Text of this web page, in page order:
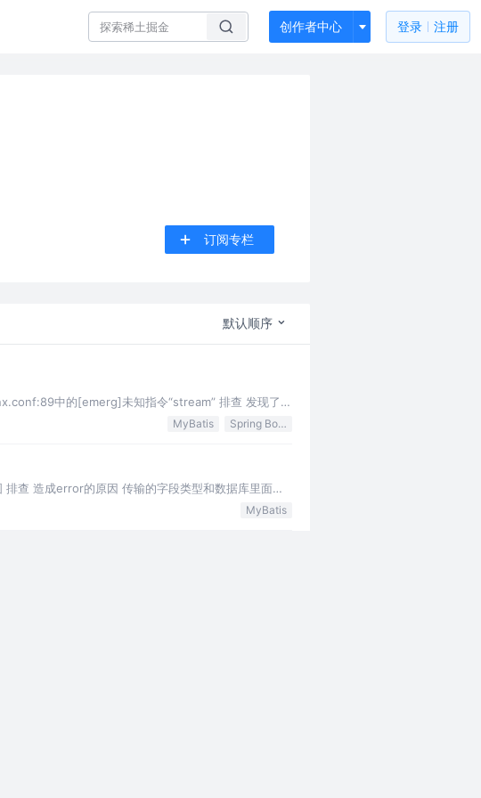
创作者中心 登录 注册
订阅专栏
默认顺序
中的[emerg]未知指令“stream” 排查 发现了不
MyBatis Spring Boot
查 造成error的原因 传输的字段类型和数据库里面的
MyBatis